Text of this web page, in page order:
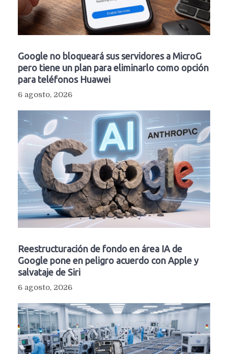
Google no bloqueará sus servidores a MicroG
pero tiene un plan para eliminarlo como opción
para teléfonos Huawei
6 agosto, 2026
Reestructuración de fondo en área IA de
Google pone en peligro acuerdo con Apple y
salvataje de Siri
6 agosto, 2026